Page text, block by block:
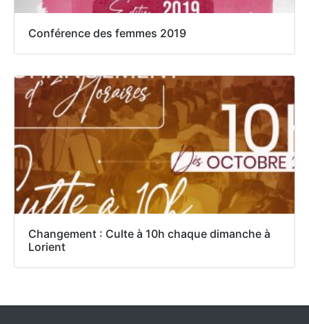
Conférence des femmes 2019
Changement : Culte à 10h chaque dimanche à
Lorient